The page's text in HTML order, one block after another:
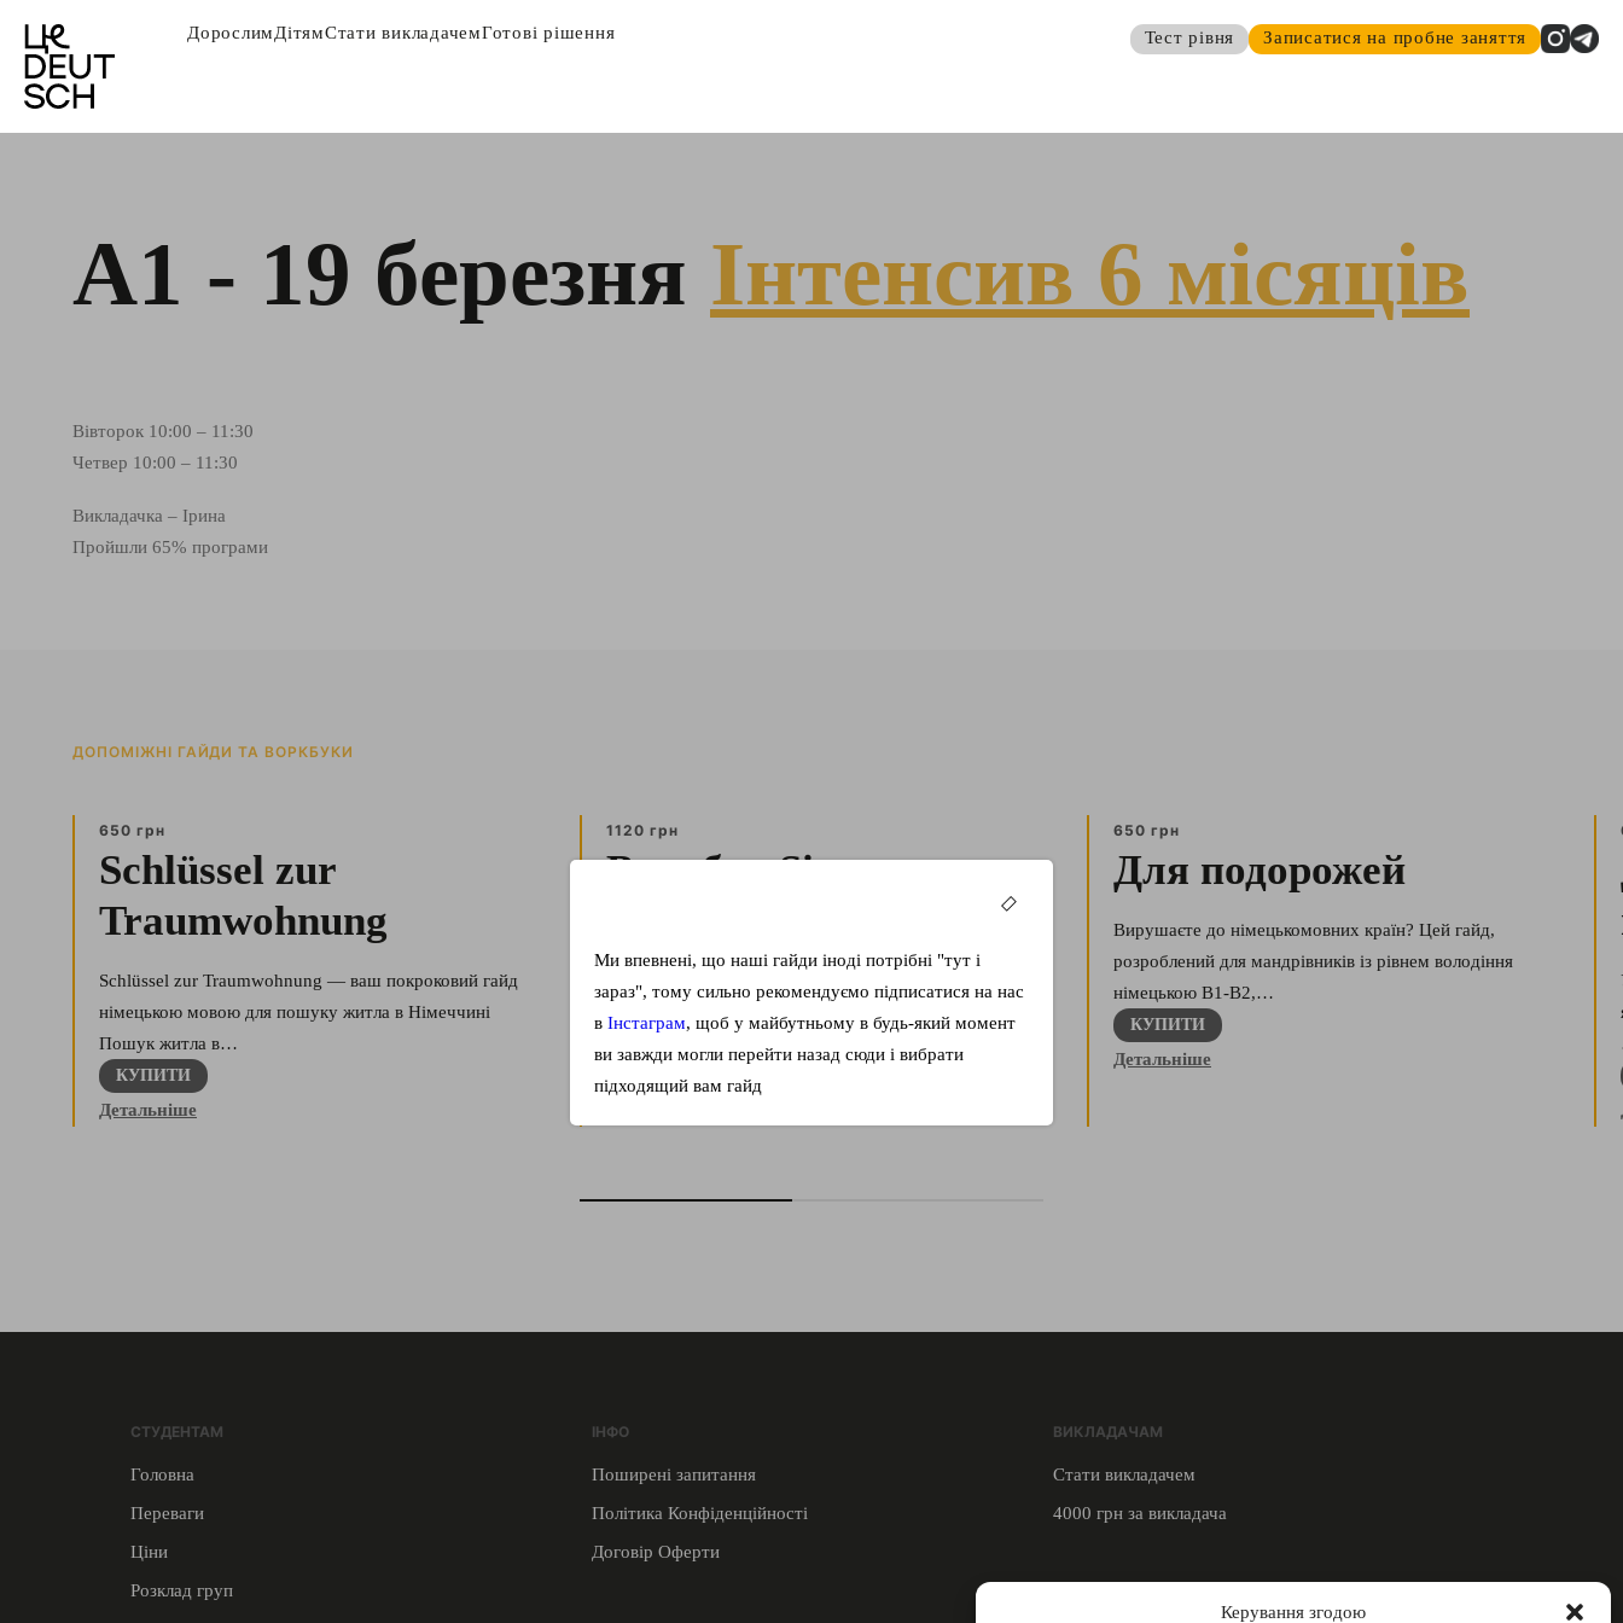
Керування згодою
ДорослимДітямСтати викладачемГотові рішення Тест рівня Записатися на пробне заняття
А1 - 19 березня Інтенсив 6 місяців
Вівторок 10:00 – 11:30
Четвер 10:00 – 11:30
Викладачка – Ірина
Пройшли 65% програми
ДОПОМІЖНІ ГАЙДИ ТА ВОРКБУКИ
650 грн
Schlüssel zur
Traumwohnung
Schlüssel zur Traumwohnung — ваш покроковий гайд
німецькою мовою для пошуку житла в Німеччині
Пошук житла в…
КУПИТИ
Детальніше
1120 грн
Воркбук Sinnweg-
КУПИТИ
650 грн
Для подорожей
Вирушаєте до німецькомовних країн? Цей гайд,
розроблений для мандрівників із рівнем володіння
німецькою В1-В2,…
КУПИТИ
Детальніше
Ми впевнені, що наші гайди іноді потрібні "тут і
зараз", тому сильно рекомендуємо підписатися на нас
в Інстаграм, щоб у майбутньому в будь-який момент
ви завжди могли перейти назад сюди і вибрати
підходящий вам гайд
СТУДЕНТАМ
Головна
Переваги
Ціни
Розклад груп
ІНФО
Поширені запитання
Політика Конфіденційності
Договір Оферти
ВИКЛАДАЧАМ
Стати викладачем
4000 грн за викладача